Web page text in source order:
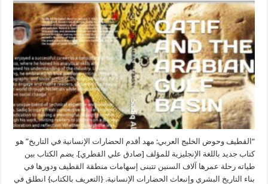
“القطيف وحوض الخليج العربي: مهد أقدم الحضارات الإنسانية في التاريخ” هو
كتاب جديد باللغة الإنجليزية للمؤلف [صادق علي القطري]. يضم الكتاب بين
طياته رحلة عمرها آلاف السنين تتبنى إسهامات منطقة القطيف ودورها في
بناء التاريخ البشري وإنبعاث الحضارات الإنسانية. {التعريف بالكتاب} انطلق في